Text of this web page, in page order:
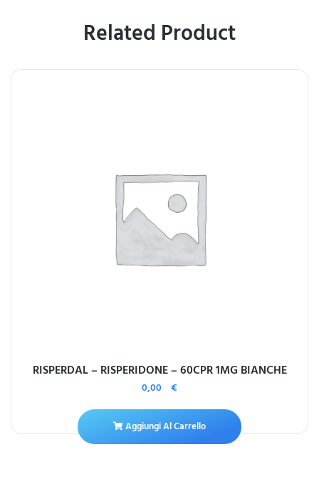
Related Product
RISPERDAL – RISPERIDONE – 60CPR 1MG BIANCHE
0,00 €
Aggiungi Al Carrello